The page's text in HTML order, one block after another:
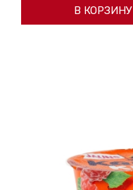
В КОРЗИНУ